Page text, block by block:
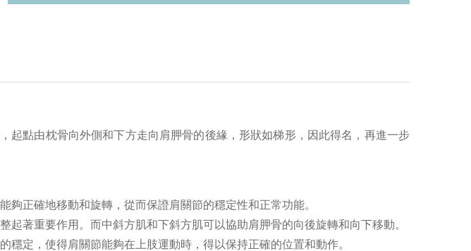
起點由枕骨向外側和下方走向肩胛骨的後緣，形狀如梯形，因此得名，再進一步
正確地移動和旋轉，從而保證肩關節的穩定性和正常功能。
著重要作用。而中斜方肌和下斜方肌可以協助肩胛骨的向後旋轉和向下移動。
定，使得肩關節能夠在上肢運動時，得以保持正確的位置和動作。